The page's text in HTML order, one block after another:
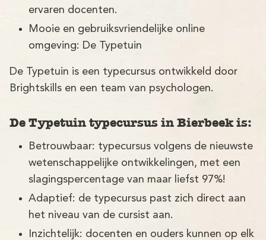
ervaren docenten.
Mooie en gebruiksvriendelijke online
omgeving: De Typetuin
De Typetuin is een typecursus ontwikkeld door
Brightskills en een team van psychologen.
De Typetuin typecursus in Bierbeek is:
Betrouwbaar: typecursus volgens de nieuwste
wetenschappelijke ontwikkelingen, met een
slagingspercentage van maar liefst 97%!
Adaptief: de typecursus past zich direct aan
het niveau van de cursist aan.
Inzichtelijk: docenten en ouders kunnen op elk